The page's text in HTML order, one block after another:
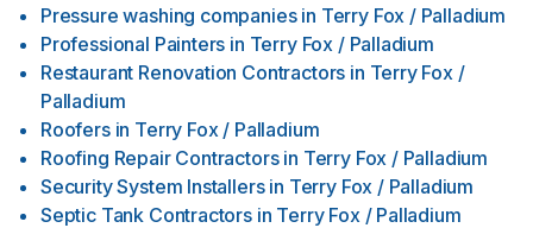
Pressure washing companies in Terry Fox / Palladium
Professional Painters in Terry Fox / Palladium
Restaurant Renovation Contractors in Terry Fox /
Palladium
Roofers in Terry Fox / Palladium
Roofing Repair Contractors in Terry Fox / Palladium
Security System Installers in Terry Fox / Palladium
Septic Tank Contractors in Terry Fox / Palladium